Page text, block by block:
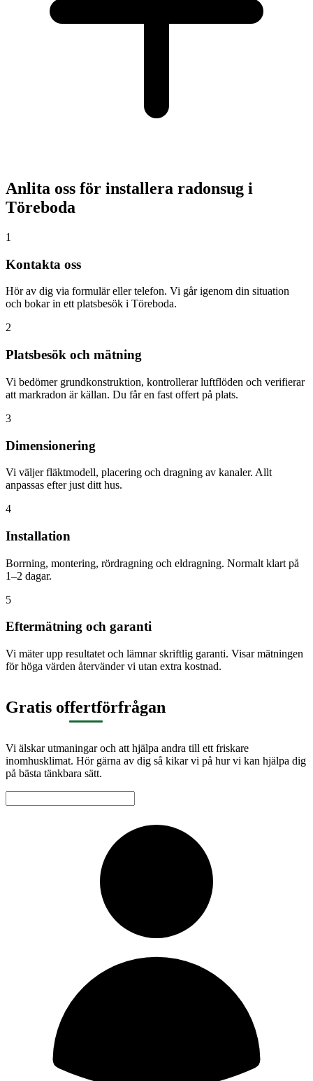
Anlita oss för installera radonsug i
Töreboda
1
Kontakta oss
Hör av dig via formulär eller telefon. Vi går igenom din situation
och bokar in ett platsbesök i Töreboda.
2
Platsbesök och mätning
Vi bedömer grundkonstruktion, kontrollerar luftflöden och verifierar
att markradon är källan. Du får en fast offert på plats.
3
Dimensionering
Vi väljer fläktmodell, placering och dragning av kanaler. Allt
anpassas efter just ditt hus.
4
Installation
Borrning, montering, rördragning och eldragning. Normalt klart på
1–2 dagar.
5
Eftermätning och garanti
Vi mäter upp resultatet och lämnar skriftlig garanti. Visar mätningen
för höga värden återvänder vi utan extra kostnad.
Gratis offertförfrågan
Vi älskar utmaningar och att hjälpa andra till ett friskare
inomhusklimat. Hör gärna av dig så kikar vi på hur vi kan hjälpa dig
på bästa tänkbara sätt.